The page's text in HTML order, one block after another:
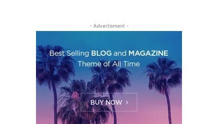
- Advertisment -